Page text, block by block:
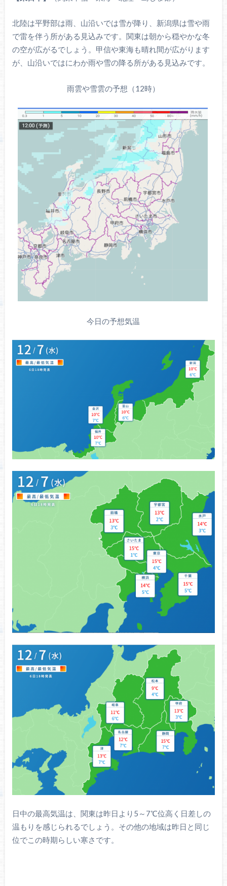
北陸は平野部は雨、山沿いでは雪が降り、新潟県は雪や雨
で雷を伴う所がある見込みです。関東は朝から穏やかな冬
の空が広がるでしょう。甲信や東海も晴れ間が広がります
が、山沿いではにわか雨や雪の降る所がある見込みです。
雨雲や雪雲の予想（12時）
今日の予想気温
日中の最高気温は、関東は昨日より5～7℃位高く日差しの
温もりを感じられるでしょう。その他の地域は昨日と同じ
位でこの時期らしい寒さです。